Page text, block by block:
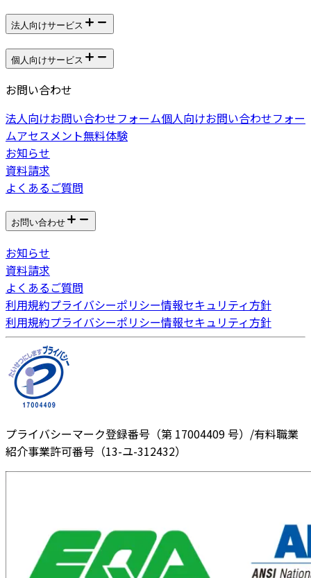
法人向けサービス
個人向けサービス
お問い合わせ
法人向けお問い合わせフォーム個人向けお問い合わせフォー
ムアセスメント無料体験
お知らせ
資料請求
よくあるご質問
お問い合わせ
お知らせ
資料請求
よくあるご質問
利用規約プライバシーポリシー情報セキュリティ方針
利用規約プライバシーポリシー情報セキュリティ方針
プライバシーマーク登録番号（第 17004409 号）/有料職業
紹介事業許可番号（13-ユ-312432）